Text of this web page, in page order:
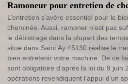
Ramoneur pour entretien de
L’entretien s’avère essentiel pour le
cheminée. Aussi, ramoner n’est pas
le débistrage dans la plupart des
situe dans Saint Ay 45130 réalise le
bien entretenir votre machine. De ce
sont obligatoire d’après la loi du 9 juin
opérations revendiquent l’appui d’un